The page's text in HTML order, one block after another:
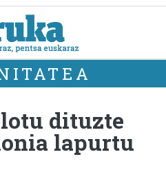
dituzte
lapurtu